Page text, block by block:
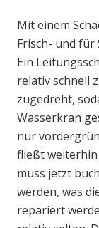
Mit einem
Frisch- und für
Ein
relativ schnell
zugedreht,
Wasserkran
nur
fließt weiterhin
muss jetzt
werden, was
repariert